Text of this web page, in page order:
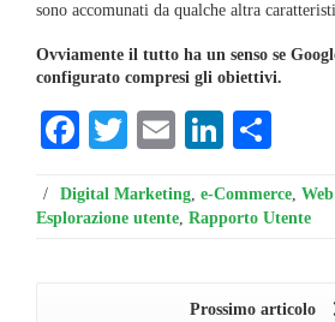
sono accomunati da qualche altra
Ovviamente il tutto ha un senso se
configurato compresi gli obiettivi.
Facebook
Twitter
Email
/ Digital Marketing, e-Commerce,
Esplorazione utente, Rapporto Utente
Prossimo articolo